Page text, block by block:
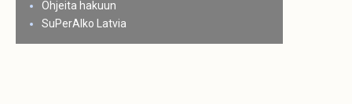
Ohjeita hakuun
SuPerAlko Latvia